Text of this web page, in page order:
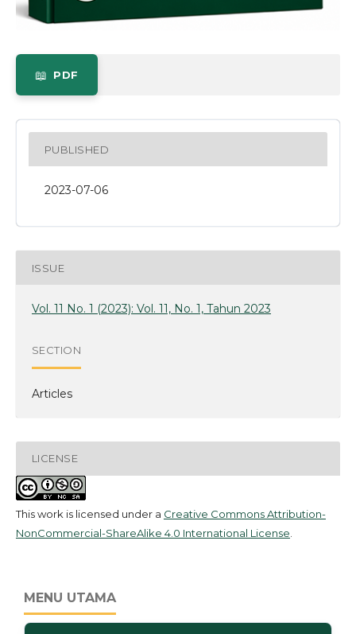
PDF
PUBLISHED
2023-07-06
ISSUE
Vol. 11 No. 1 (2023): Vol. 11, No. 1, Tahun 2023
SECTION
Articles
LICENSE
This work is licensed under a Creative Commons Attribution-
NonCommercial-ShareAlike 4.0 International License
MENU UTAMA